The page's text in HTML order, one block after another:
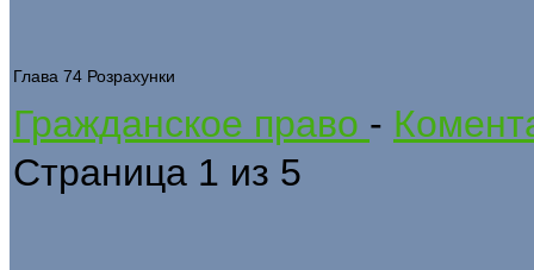
Глава 74 Розрахунки
Гражданское право -
Страница 1 из 5